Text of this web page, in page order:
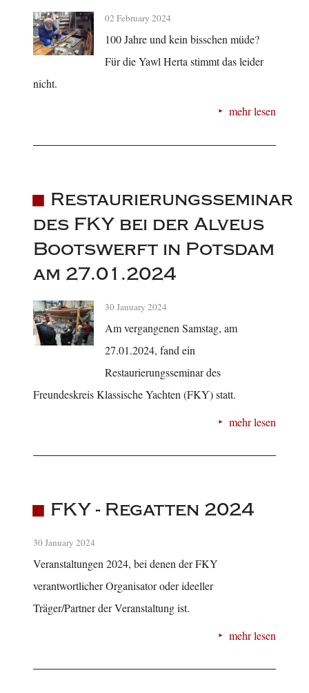
02 February 2024
100 Jahre und kein bisschen müde?
Für die Yawl Herta stimmt das leider
nicht.
mehr lesen
Restaurierungsseminar
des FKY bei der Alveus
Bootswerft in Potsdam
am 27.01.2024
30 January 2024
Am vergangenen Samstag, am
27.01.2024, fand ein
Restaurierungsseminar des
Freundeskreis Klassische Yachten (FKY) statt.
mehr lesen
FKY - Regatten 2024
30 January 2024
Veranstaltungen 2024, bei denen der FKY
verantwortlicher Organisator oder ideeller
Träger/Partner der Veranstaltung ist.
mehr lesen